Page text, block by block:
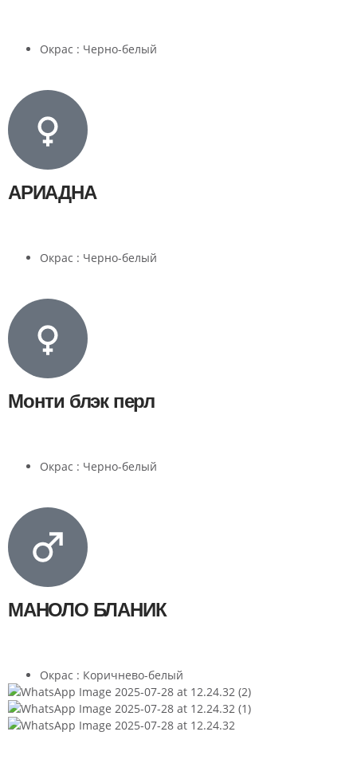
Окрас : Черно-белый
АРИАДНА
Окрас : Черно-белый
Монти блэк перл
Окрас : Черно-белый
МАНОЛО БЛАНИК
Окрас : Коричнево-белый